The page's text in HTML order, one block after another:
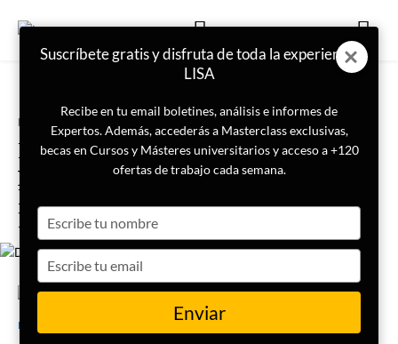
Portada
Detenidos 9 ciberdelincuentes
por financiar a los Dominican
Don’t Play con fraudes en
Internet
11 de julio de 2022
Suscríbete gratis y disfruta de toda la experiencia
LISA
Recibe en tu email boletines, análisis e informes de
Expertos. Además, accederás a Masterclass exclusivas,
becas en Cursos y Másteres universitarios y acceso a +120
ofertas de trabajo cada semana.
your
name
your
email
Enviar